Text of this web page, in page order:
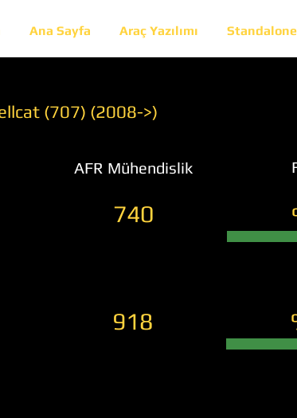
Ana Sayfa Araç Yazılımı Standalone
(707) (2008->)
AFR Mühendislik
740
918